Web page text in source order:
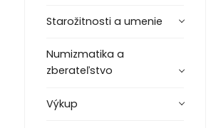
Starožitnosti a umenie
Numizmatika a
zberateľstvo
Výkup